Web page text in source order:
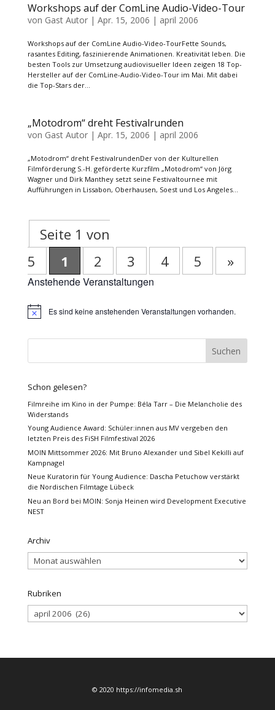
Workshops auf der ComLine Audio-Video-Tour
von Gast Autor| Apr. 15, 2006 | april 2006
Workshops auf der ComLine Audio-Video-TourFette Sounds,
rasantes Editing, faszinierende Animationen. Kreativität leben. Die
besten Tools zur Umsetzung audiovisueller Ideen zeigen 18 Top-
Hersteller auf der ComLine-Audio-Video-Tour im Mai. Mit dabei
die Top-Stars der...
„Motodrom“ dreht Festivalrunden
von Gast Autor| Apr. 15, 2006 | april 2006
„Motodrom“ dreht FestivalrundenDer von der Kulturellen
Filmförderung S.-H. geförderte Kurzfilm „Motodrom“ von Jörg
Wagner und Dirk Manthey setzt seine Festivaltournee mit
Aufführungen in Lissabon, Oberhausen, Soest und Los Angeles...
Seite 1 von
5
1 2 3 4 5 »
Anstehende Veranstaltungen
HinweisEs sind keine anstehenden Veranstaltungen vorhanden.
Schon gelesen?
Filmreihe im Kino in der Pumpe: Béla Tarr – Die Melancholie des
Widerstands
Young Audience Award: Schüler:innen aus MV vergeben den
letzten Preis des FiSH Filmfestival 2026
MOIN Mittsommer 2026: Mit Bruno Alexander und Sibel Kekilli auf
Kampnagel
Neue Kuratorin für Young Audience: Dascha Petuchow verstärkt
die Nordischen Filmtage Lübeck
Neu an Bord bei MOIN: Sonja Heinen wird Development Executive
NEST
Archiv
Archiv
Rubriken
Rubriken
© 2020 https://infomedia.sh